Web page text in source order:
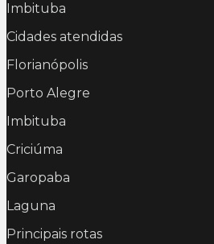
Imbituba
Cidades atendidas
Florianópolis
Porto Alegre
Imbituba
Criciúma
Garopaba
Laguna
Principais rotas